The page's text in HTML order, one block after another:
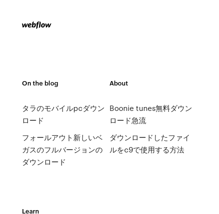
On the blog
タラのモバイルpcダウン
ロード
フォールアウト新しいベ
ガスのフルバージョンの
ダウンロード
About
Boonie tunes無料ダウン
ロード急流
ダウンロードしたファイ
ルをc9で使用する方法
Learn